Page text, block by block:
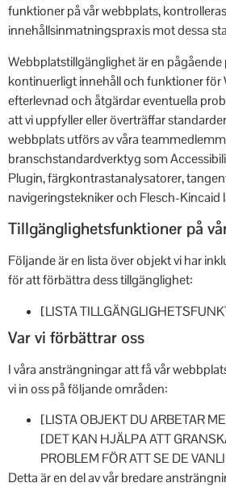
funktioner på vår webbplats,
innehållsinmatningspraxis mot dessa
Webbplatstillgänglighet är en pågående
kontinuerligt innehåll och funktioner för
efterlevnad och åtgärdar eventuella
att vi uppfyller eller överträffar
webbplats utförs av våra
branschstandardverktyg som
Plugin, färgkontrastanalysatorer,
navigeringstekniker och Flesch-Kincaid
Tillgänglighetsfunktioner på
Följande är en lista över objekt vi har
för att förbättra dess tillgänglighet:
[LISTA
Var vi förbättrar oss
I våra ansträngningar att få vår
vi in oss på följande områden:
[LISTA OBJEKT DU ARBETAR
[DET KAN HJÄLPA ATT
PROBLEM FÖR ATT SE DE
Detta är en del av vår bredare